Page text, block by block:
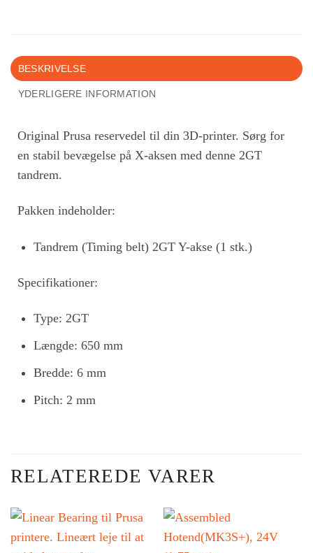
BESKRIVELSE
YDERLIGERE INFORMATION
Original Prusa reservedel til din 3D-printer. Sørg for
en stabil bevægelse på X-aksen med denne 2GT
tandrem.
Pakken indeholder:
Tandrem (Timing belt) 2GT Y-akse (1 stk.)
Specifikationer:
Type: 2GT
Længde: 650 mm
Bredde: 6 mm
Pitch: 2 mm
RELATEREDE VARER